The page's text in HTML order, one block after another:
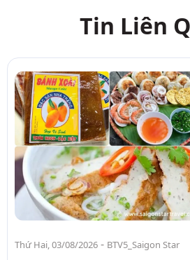
Tin Liên
Thứ Hai, 03/08/2026 - BTV5_Saigon Star